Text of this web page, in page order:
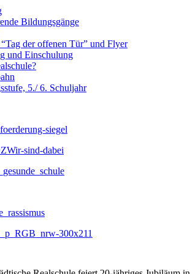
Bildungsgänge
der offenen Tür” und Flyer
und Einschulung
5./ 6. Schuljahr